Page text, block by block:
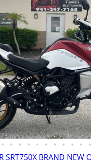
• • • • • • • • • • •